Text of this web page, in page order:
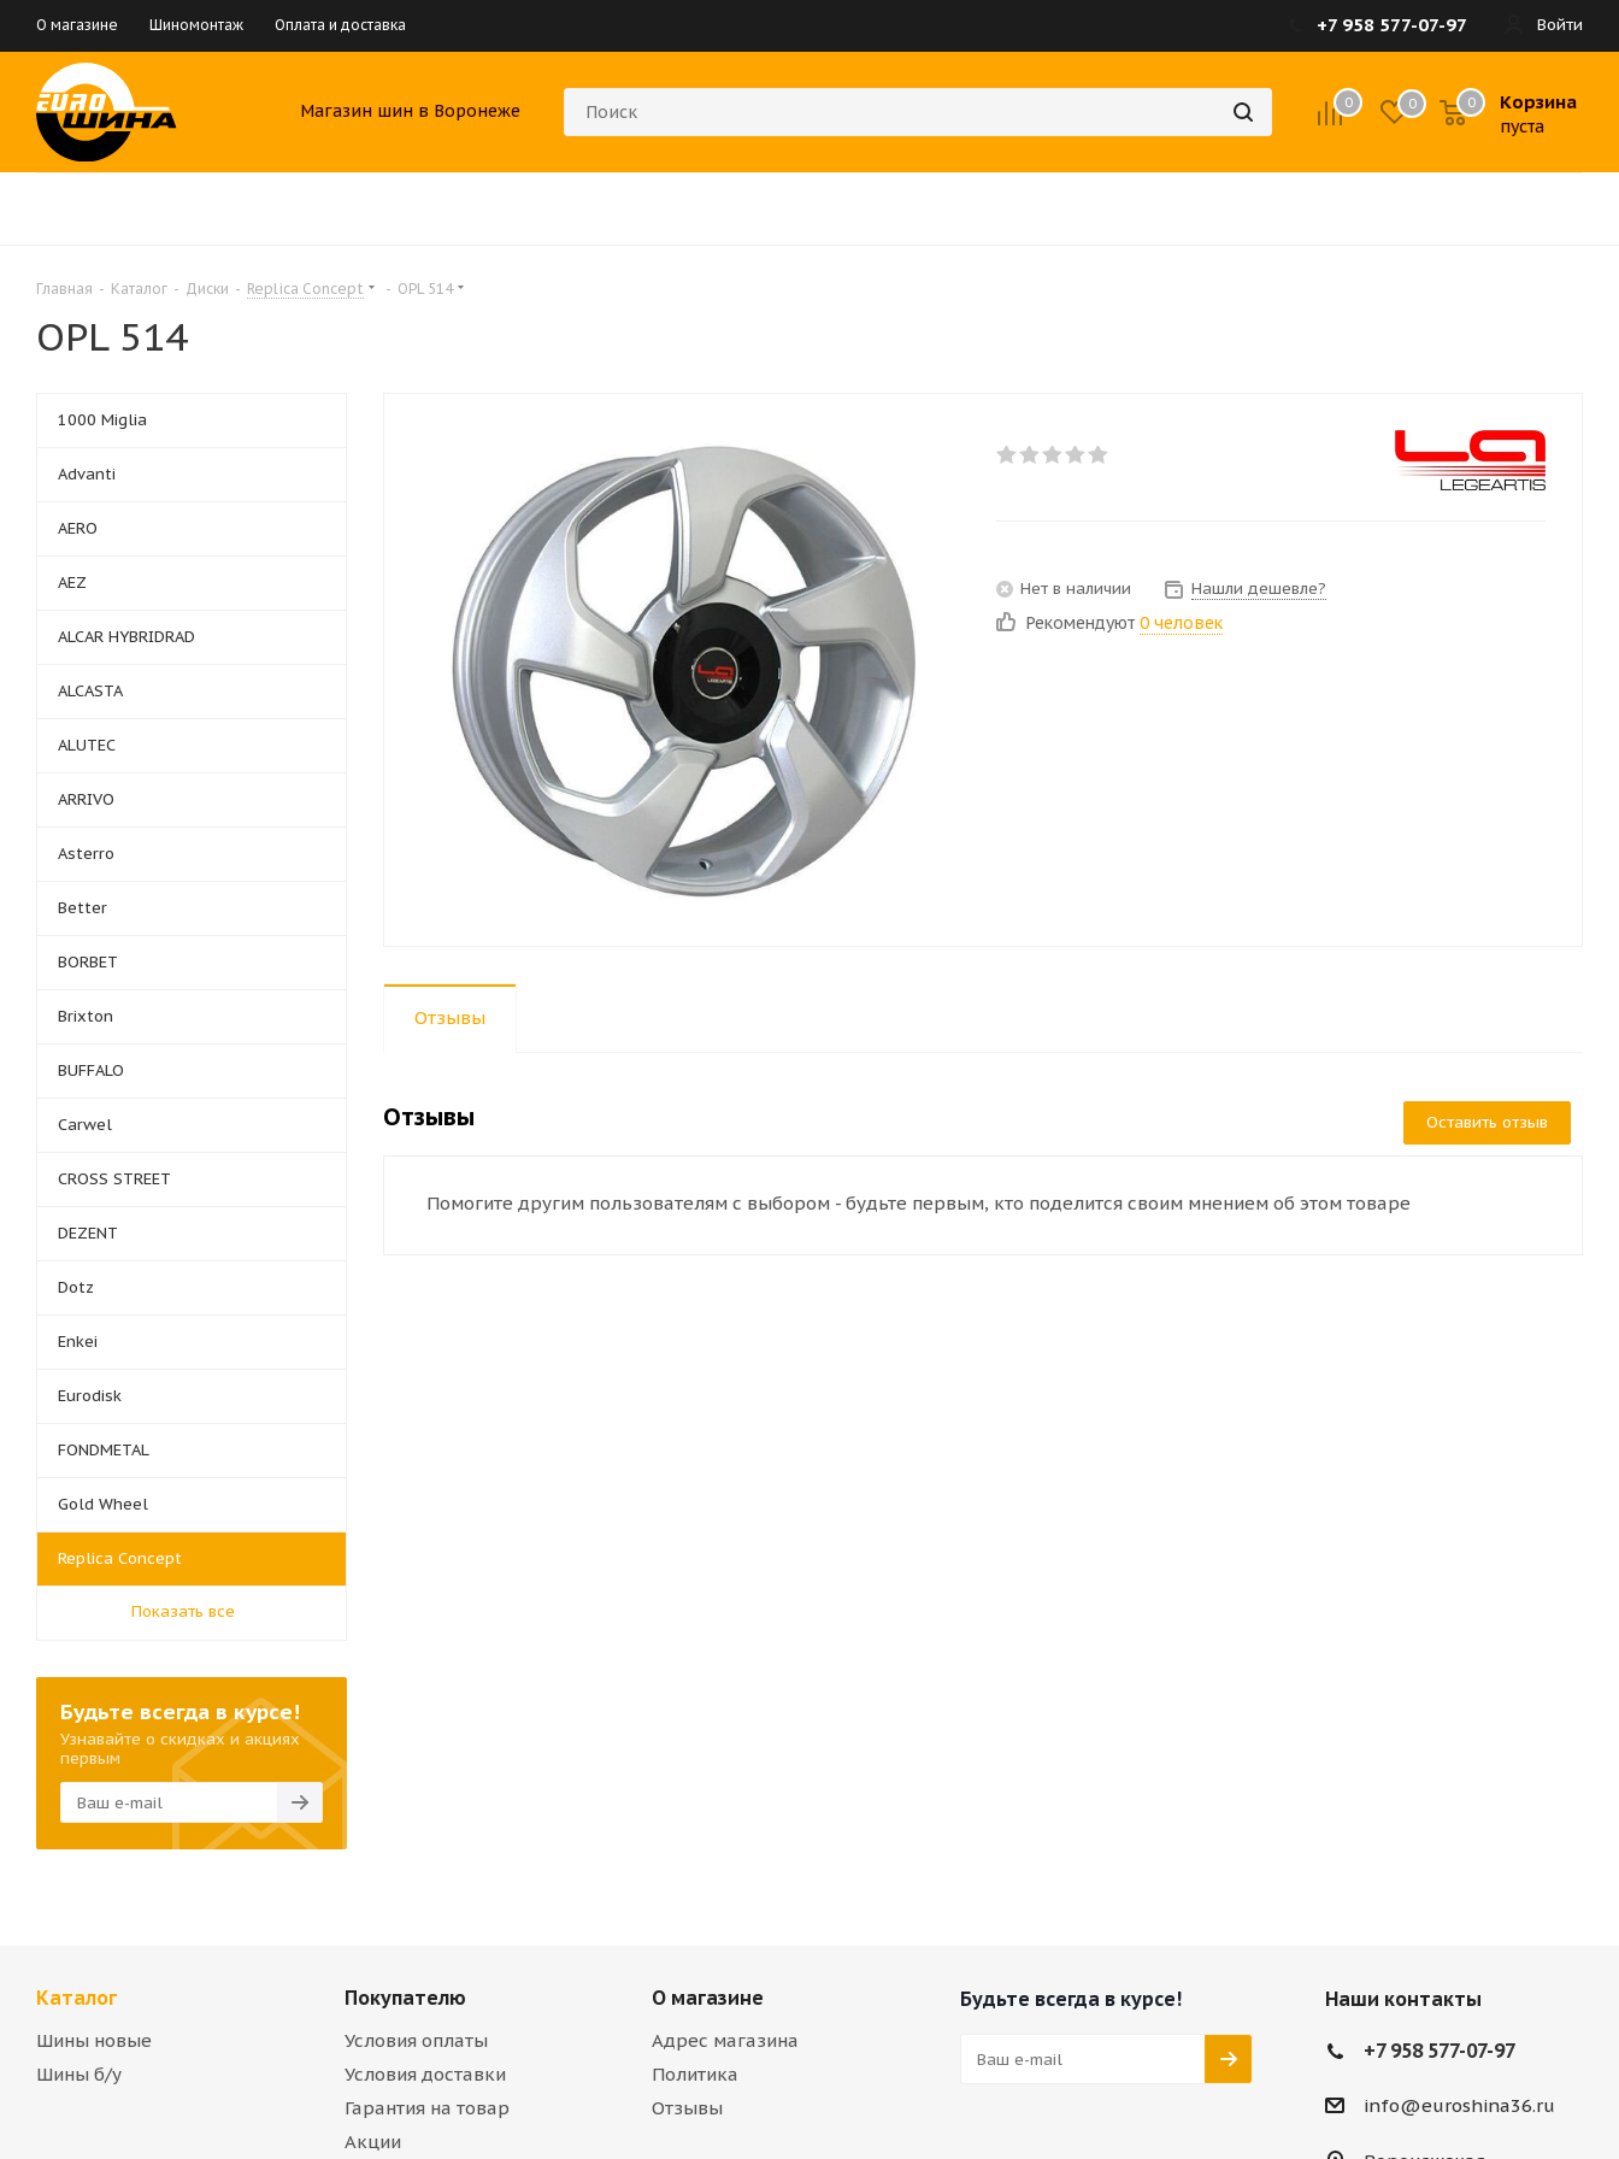
О магазине Шиномонтаж Оплата и доставка Войти
+7 958 577-07-97
Магазин шин в Воронеже 0 0 Корзина
пуста
0
Главная - Каталог - Диски - Replica Concept - OPL 514
OPL 514
Нет в наличии Нашли дешевле?
Рекомендуют 0 человек
Отзывы
Отзывы Оставить отзыв
Помогите другим пользователям с выбором - будьте первым, кто поделится своим мнением об этом товаре
1000 Miglia
Advanti
AERO
AEZ
ALCAR HYBRIDRAD
ALCASTA
ALUTEC
ARRIVO
Asterro
Better
BORBET
Brixton
BUFFALO
Carwel
CROSS STREET
DEZENT
Dotz
Enkei
Eurodisk
FONDMETAL
Gold Wheel
Replica Concept
Показать все
Будьте всегда в курсе!
Узнавайте о скидках и акциях
первым
Каталог
Шины новые
Шины б/у
Покупателю
Условия оплаты
Условия доставки
Гарантия на товар
Акции
О магазине
Адрес магазина
Политика
Отзывы
Будьте всегда в курсе! Наши контакты
+7 958 577-07-97
info@euroshina36.ru